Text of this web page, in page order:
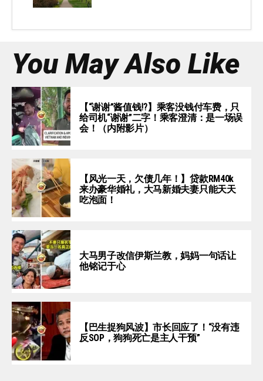
You May Also Like
【“谢谢”酱值钱⁉️】乘客没钱付车费，只
给司机“谢谢”二字！乘客澄清：是一场误
会！（内附影片）
【风光一天，欠债几年！】贷款RM40k
来办豪华婚礼，大马新婚夫妻只能天天
吃泡面！
大马男子改信伊斯兰教，妈妈一句话让
他铭记于心
【巴生捉狗风波】市长回应了！“没有违
反SOP，狗狗死亡是主人干预”